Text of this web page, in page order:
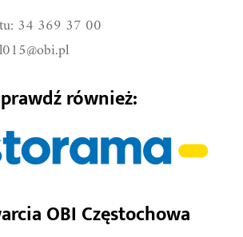
34 369 37 00
również:
OBI Częstochowa